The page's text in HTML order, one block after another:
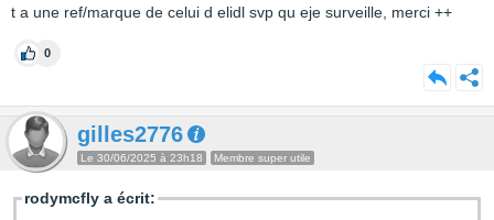
t a une ref/marque de celui d elidl svp qu eje surveille, merci ++
0
gilles2776
Le 30/06/2025 à 23h18 Membre super utile
rodymcfly a écrit: